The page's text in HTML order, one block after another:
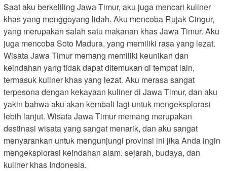
Saat aku berkeliling Jawa Timur, aku juga mencari kuliner
khas yang menggoyang lidah. Aku mencoba Rujak Cingur,
yang merupakan salah satu makanan khas Jawa Timur. Aku
juga mencoba Soto Madura, yang memiliki rasa yang lezat.
Wisata Jawa Timur memang memiliki keunikan dan
keindahan yang tidak dapat ditemukan di tempat lain,
termasuk kuliner khas yang lezat. Aku merasa sangat
terpesona dengan kekayaan kuliner di Jawa Timur, dan aku
yakin bahwa aku akan kembali lagi untuk mengeksplorasi
lebih lanjut. Wisata Jawa Timur memang merupakan
destinasi wisata yang sangat menarik, dan aku sangat
menyarankan untuk mengunjungi provinsi ini jika Anda ingin
mengeksplorasi keindahan alam, sejarah, budaya, dan
kuliner khas Indonesia.